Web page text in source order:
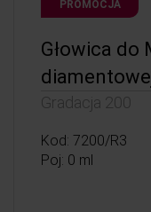
PROMOCJA
Głowica do
Gradacja 200
Kod: 7200/R3
Poj: 0 ml